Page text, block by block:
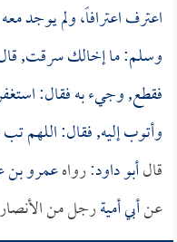
اعترف اعترافاً، ولم يوجد
وسلم: ما إخالك سرقت, قال:
فقطع, وجيء به فقال:
وأتوب إليه, فقال: اللهم تب
قالأبو داود: رواهعمرو
عنأبي أميةرجل من